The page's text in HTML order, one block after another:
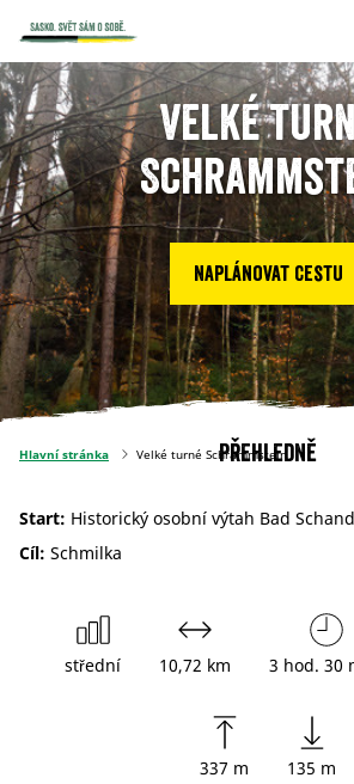
Velké
Naplánovat cestu
Hlavní stránka Velké turné Schrammstein
Přehledně
Start: Historický osobní výtah Bad
Cíl: Schmilka
střední 10,72 km 3 hod. 30
337 m 135 m